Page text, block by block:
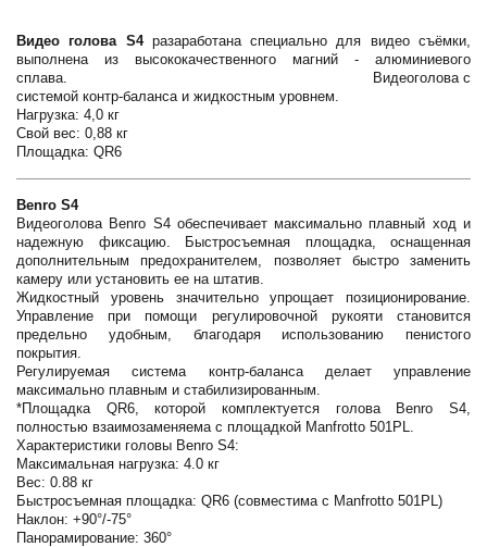
Видео голова S4разаработана специально для видео съёмки,
выполнена из высококачественного магний - алюминиевого
сплава. Видеоголова с
системой контр-баланса и жидкостным уровнем.
Нагрузка: 4,0 кг
Свой вес: 0,88 кг
Площадка: QR6
Benro S4
Видеоголова Benro S4 обеспечивает максимально плавный ход и
надежную фиксацию. Быстросъемная площадка, оснащенная
дополнительным предохранителем, позволяет быстро заменить
камеру или установить ее на штатив.
Жидкостный уровень значительно упрощает позиционирование.
Управление при помощи регулировочной рукояти становится
предельно удобным, благодаря использованию пенистого
покрытия.
Регулируемая система контр-баланса делает управление
максимально плавным и стабилизированным.
*Площадка QR6, которой комплектуется голова Benro S4,
полностью взаимозаменяема с площадкой Manfrotto 501PL.
Характеристики головы Benro S4:
Максимальная нагрузка: 4.0 кг
Вес: 0.88 кг
Быстросъемная площадка: QR6 (совместима с Manfrotto 501PL)
Наклон: +90°/-75°
Панорамирование: 360°